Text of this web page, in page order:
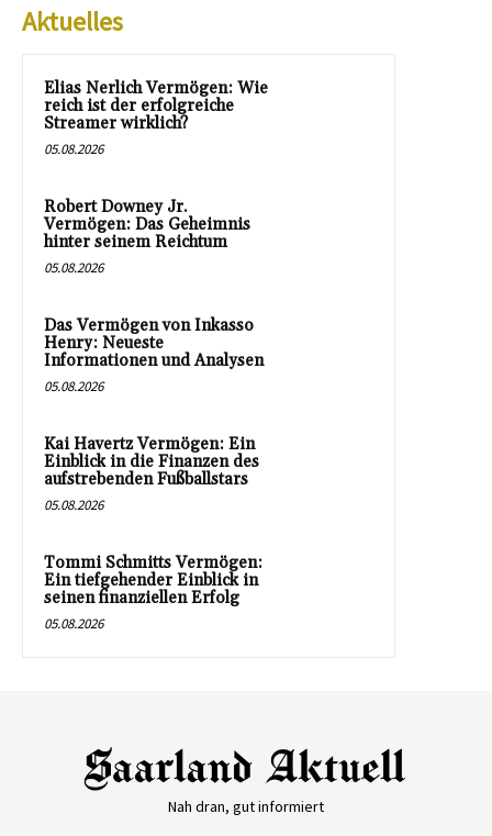
Aktuelles
Elias Nerlich Vermögen: Wie
reich ist der erfolgreiche
Streamer wirklich?
05.08.2026
Robert Downey Jr.
Vermögen: Das Geheimnis
hinter seinem Reichtum
05.08.2026
Das Vermögen von Inkasso
Henry: Neueste
Informationen und Analysen
05.08.2026
Kai Havertz Vermögen: Ein
Einblick in die Finanzen des
aufstrebenden Fußballstars
05.08.2026
Tommi Schmitts Vermögen:
Ein tiefgehender Einblick in
seinen finanziellen Erfolg
05.08.2026
Nah dran, gut informiert